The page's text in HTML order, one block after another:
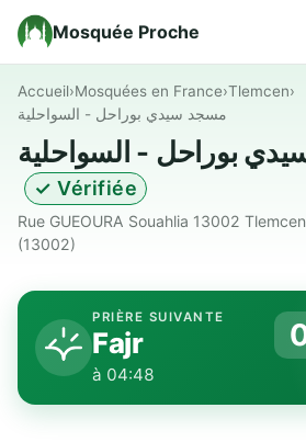
Mosquée Proche
Accueil›Mosquées en France›Tlemcen›
مسجد سيدي بوراحل - السواحلية
بوراحل - السواحلية
✓ Vérifiée
Rue GUEOURA Souahlia 13002
(13002)
PRIÈRE SUIVANTE
Fajr
à 04:48